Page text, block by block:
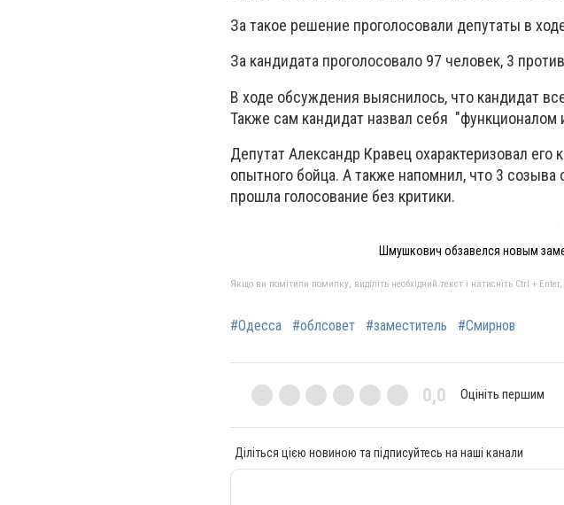
За такое решение проголосовали депутаты в
За кандидата проголосовало 97 человек, 3
В ходе обсуждения выяснилось, что кандидат
Также сам кандидат назвал себя "функционалом
Депутат Александр Кравец охарактеризовал его
опытного бойца. А также напомнил, что 3 созыва
прошла голосование без критики.
Шмушкович обзавелся новым
Якщо ви помітили помилку, виділіть необхідний текст і натисніть Ctrl +
#Одесса #облсовет #заместитель #Смирнов
0,0 Оцініть першим
Діліться цією новиною та підписуйтесь на наші канали